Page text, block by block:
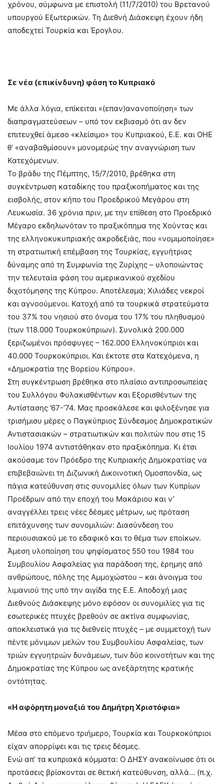
χρόνου, σύμφωνα με επιστολή (11/7/2010) του Βρετανού
υπουργού Εξωτερικών. Τη Διεθνή Διάσκεψη έχουν ήδη
αποδεχτεί Τουρκία και Έρογλου.
Σε νέα (επικίνδυνη) φάση το Κυπριακό
Με άλλα λόγια, επίκειται «(επαν)ανανοποίηση» των
διαπραγματεύσεων – υπό τον εκβιασμό ότι αν δεν
επιτευχθεί άμεσο «κλείσιμο» του Κυπριακού, Ε.Ε. και ΟΗΕ
θ’ «αναβαθμίσουν» μονομερώς την αναγνώριση των
Κατεχόμενων.
Το βράδυ της Πέμπτης, 15/7/2010, βρέθηκα στη
συγκέντρωση καταδίκης του πραξικοπήματος και της
εισβολής, στον κήπο του Προεδρικού Μεγάρου στη
Λευκωσία. 36 χρόνια πριν, με την επίθεση στο Προεδρικό
Μέγαρο εκδηλωνόταν το πραξικόπημα της Χούντας και
της ελληνοκυκυπριακής ακροδεξιάς, που «νομιμοποίησε»
τη στρατιωτική επέμβαση της Τουρκίας, εγγυήτριας
δύναμης από τη Συμφωνία της Ζυρίχης – υλοποιώντας
την τελευταία φάση του αμερικανικού σχεδίου
διχοτόμησης της Κύπρου. Αποτέλεσμα; Χιλιάδες νεκροί
και αγνοούμενοι. Κατοχή από τα τουρκικά στρατεύματα
του 37% του νησιού στο όνομα του 17% του πληθυσμού
(των 118.000 Τουρκοκύπριων). Συνολικά 200.000
ξεριζωμένοι πρόσφυγες – 162.000 Ελληνοκύπριοι και
40.000 Τουρκοκύπριοι. Και έκτοτε στα Κατεχόμενα, η
«Δημοκρατία της Βορείου Κύπρου».
Στη συγκέντρωση βρέθηκα στο πλαίσιο αντιπροσωπείας
του Συλλόγου Φυλακισθέντων και Εξορισθέντων της
Αντίστασης ’67-’74. Μας προσκάλεσε και φιλοξένησε για
τρισήμισυ μέρες ο Παγκύπριος Σύνδεσμος Δημοκρατικών
Αντιστασιακών – στρατιωτικών και πολιτών που στις 15
Ιουλίου 1974 αντιστάθηκαν στο πραξικόπημα. Κι έτσι
ακούσαμε τον Πρόεδρο της Κυπριακής Δημοκρατίας να
επιβεβαιώνει τη Διζωνική Δικοινοτική Ομοσπονδία, ως
πάγια κατεύθυνση στις συνομιλίες όλων των Κυπρίων
Προέδρων από την εποχή του Μακάριου και ν’
αναγγέλλει τρεις νέες δέσμες μέτρων, ως πρόταση
επιτάχυνσης των συνομιλιών: Διασύνδεση του
περιουσιακού με το εδαφικό και το θέμα των εποίκων.
Άμεση υλοποίηση του ψηφίσματος 550 του 1984 του
Συμβουλίου Ασφαλείας για παράδοση της, έρημης από
ανθρώπους, πόλης της Αμμοχώστου – και άνοιγμα του
λιμανιού της υπό την αιγίδα της Ε.Ε. Αποδοχή μιας
Διεθνούς Διάσκεψης μόνο εφόσον οι συνομιλίες για τις
εσωτερικές πτυχές βρεθούν σε ακτίνα συμφωνίας,
αποκλειστικά για τις διεθνείς πτυχές – με συμμετοχή των
πέντε μόνιμων μελών του Συμβουλίου Ασφαλείας, των
τριών εγγυητριών δυνάμεων, των δύο κοινοτήτων και της
Δημοκρατίας της Κύπρου ως ανεξάρτητης κρατικής
οντότητας.
«Η αφόρητη μοναξιά του Δημήτρη Χριστόφια»
Μέσα στο επόμενο τριήμερο, Τουρκία και Τουρκοκύπριοι
είχαν απορρίψει και τις τρεις δέσμες.
Ενώ απ’ τα κυπριακά κόμματα: Ο ΔΗΣΥ ανακοίνωσε ότι οι
προτάσεις βρίσκονται σε θετική κατεύθυνση, αλλά… (π.χ.